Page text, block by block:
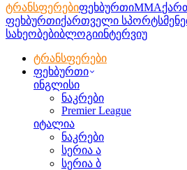
ტრანსფერებიფეხბურთიMMA
ფეხბურთიქართველი
სახეობებიბლოგიინტერვიუ
ტრანსფერები
ფეხბურთი
ინგლისი
ნაკრები
Premier League
იტალია
ნაკრები
სერია ა
სერია ბ